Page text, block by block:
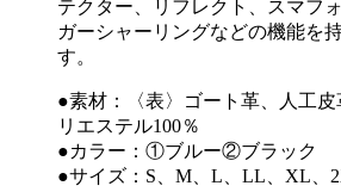
テクター、リフレクト、スマフ
ガーシャーリングなどの機能を
す。
●素材：〈表〉ゴート革、人工
リエステル100％
●カラー：①ブルー②ブラック
●サイズ：S、M、L、LL、XL、